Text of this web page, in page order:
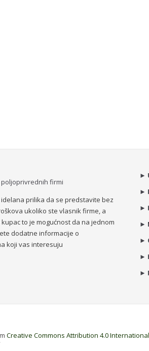
prilika da se predstavite bez
ukoliko ste vlasnik firme, a
to je mogućnost da na jednom
dodatne informacije o
koji vas interesuju
►
►
►
►
►
►
►
Creative Commons Attribution 4.0
.